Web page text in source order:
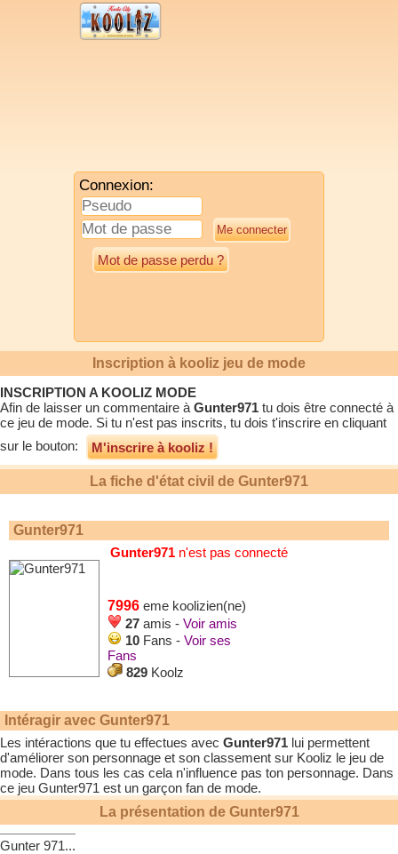
Connexion:
Mot de passe perdu ?
Inscription à kooliz jeu de mode
INSCRIPTION A KOOLIZ MODE
Afin de laisser un commentaire à Gunter971 tu dois être connecté à
ce jeu de mode. Si tu n'est pas inscrits, tu dois t'inscrire en cliquant
sur le bouton:
M'inscrire à kooliz !
La fiche d'état civil de Gunter971
Gunter971
Gunter971 n'est pas connecté
7996 eme koolizien(ne)
27 amis - Voir amis
10 Fans - Voir ses
Fans
829 Koolz
Intéragir avec Gunter971
Les intéractions que tu effectues avec Gunter971 lui permettent
d'améliorer son personnage et son classement sur Kooliz le jeu de
mode. Dans tous les cas cela n'influence pas ton personnage. Dans
ce jeu Gunter971 est un garçon fan de mode.
La présentation de Gunter971
Gunter 971...